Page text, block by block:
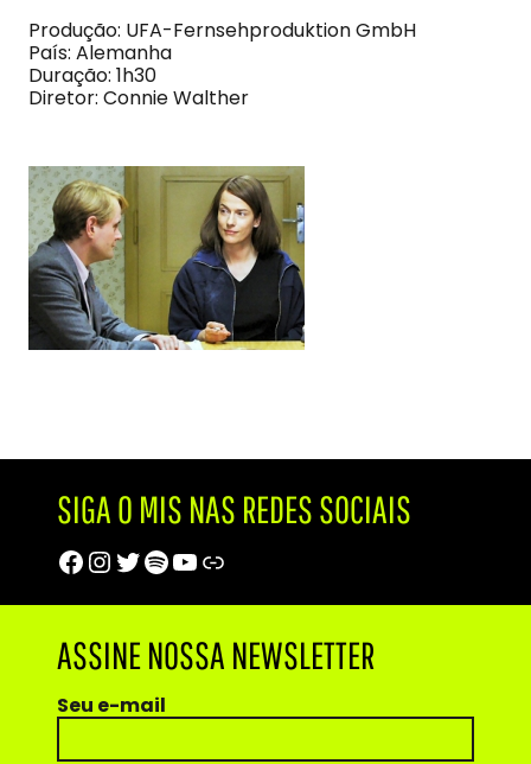
Produção: UFA-Fernsehproduktion GmbH
País: Alemanha
Duração: 1h30
Diretor: Connie Walther
SIGA O MIS NAS REDES SOCIAIS
Facebook
Instagram
Twitter
Spotify
Youtube
Trip Advisor
ASSINE NOSSA NEWSLETTER
Seu e-mail